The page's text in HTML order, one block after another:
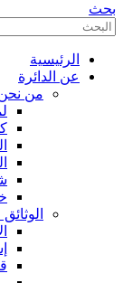
بحث
الرئيسية
عن الدائرة
من